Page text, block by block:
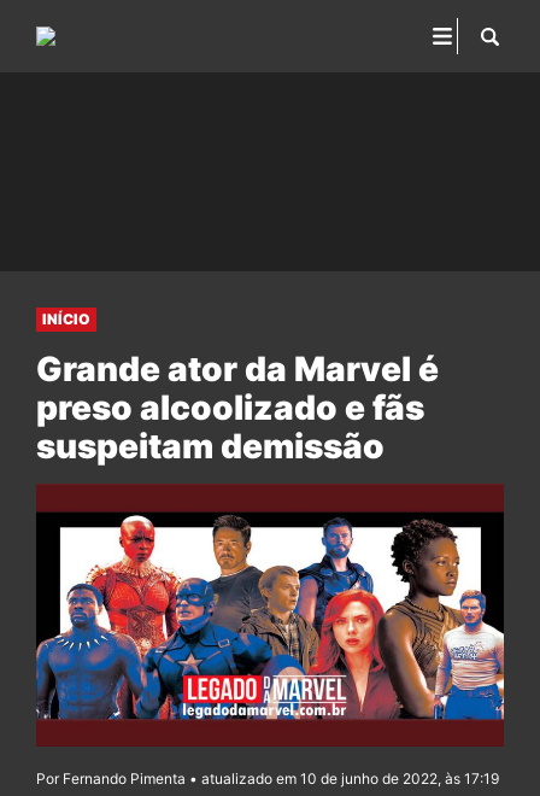
INÍCIO
Grande ator da Marvel é
preso alcoolizado e fãs
suspeitam demissão
Por Fernando Pimenta • atualizado em 10 de junho de 2022, às 17:19